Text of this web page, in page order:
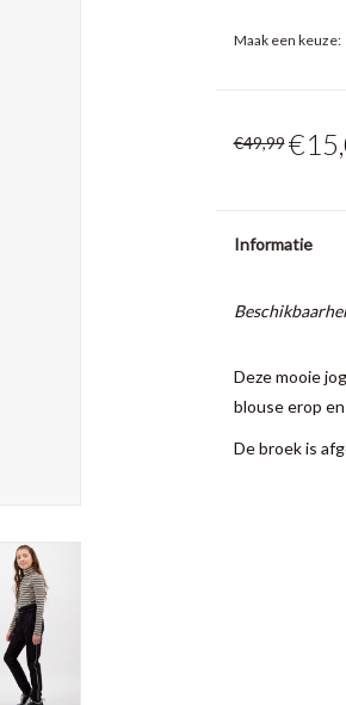
Maak een keuze:
€49,99
Informatie
Deze mooie
blouse erop
De broek is